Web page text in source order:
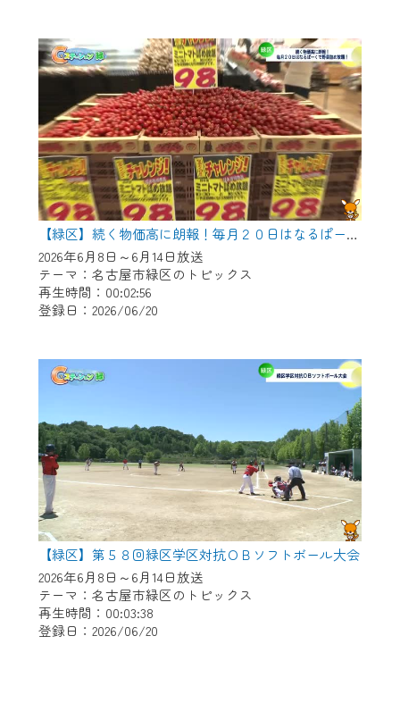
【緑区】続く物価高に朗報！毎月２０日はなるぱーくで野菜つめ放題！
2026年6月8日～6月14日放送
テーマ：名古屋市緑区のトピックス
再生時間：00:02:56
登録日：2026/06/20
【緑区】第５８回緑区学区対抗ＯＢソフトボール大会
2026年6月8日～6月14日放送
テーマ：名古屋市緑区のトピックス
再生時間：00:03:38
登録日：2026/06/20